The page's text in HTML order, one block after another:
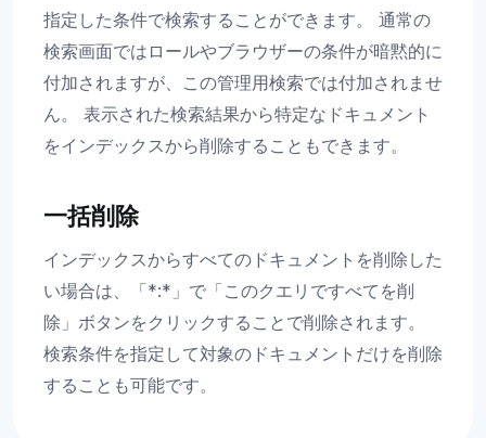
指定した条件で検索することができます。 通常の
検索画面ではロールやブラウザーの条件が暗黙的に
付加されますが、この管理用検索では付加されませ
ん。 表示された検索結果から特定なドキュメント
をインデックスから削除することもできます。
一括削除
インデックスからすべてのドキュメントを削除した
い場合は、「*:*」で「このクエリですべてを削
除」ボタンをクリックすることで削除されます。
検索条件を指定して対象のドキュメントだけを削除
することも可能です。